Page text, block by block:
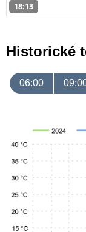
18:13
Historické
06:00